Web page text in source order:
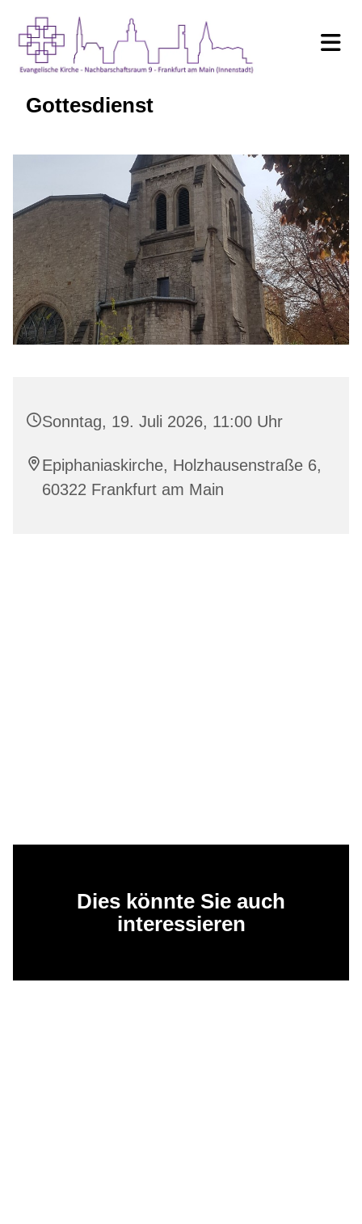
Gottesdienst
Sonntag, 19. Juli 2026, 11:00 Uhr
Epiphaniaskirche, Holzhausenstraße 6,
60322 Frankfurt am Main
Dies könnte Sie auch
interessieren